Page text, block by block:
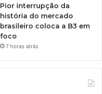
Pior interrupção da
história do mercado
brasileiro coloca a B3 em
foco
7 horas atrás